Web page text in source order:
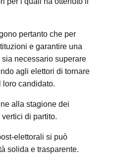
pertanto che per
e garantire una
necessario superare
agli elettori di tornare
loro candidato.
alla stagione dei
di partito.
elettorali si può
solida e trasparente.